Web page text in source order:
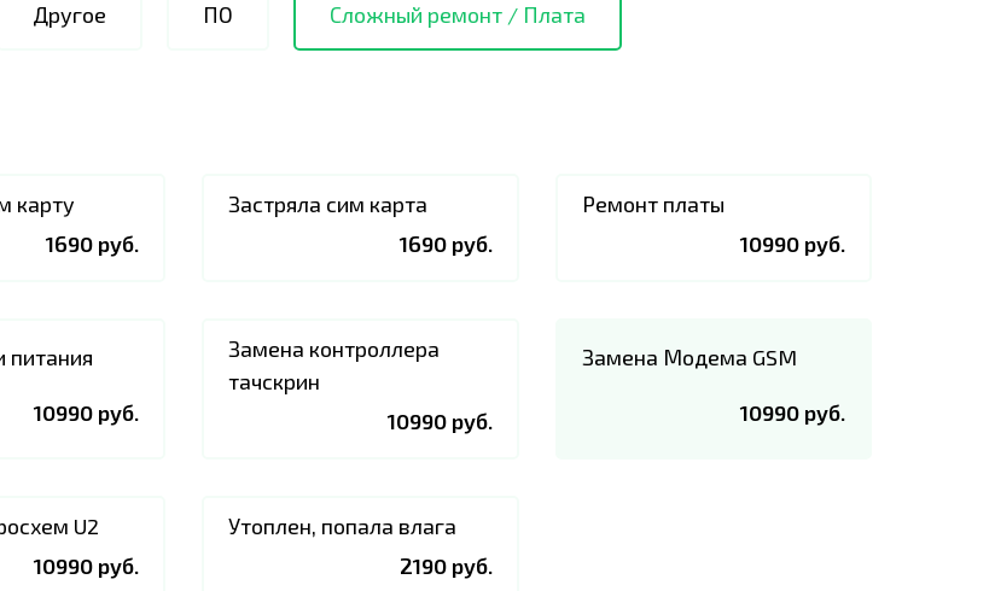
Другое ПО Сложный ремонт / Плата
карту
1690 руб.
Застряла сим карта
1690 руб.
Ремонт платы
10990 руб.
питания
10990 руб.
Замена контроллера
тачскрин
10990 руб.
Замена Модема GSM
10990 руб.
U2
10990 руб.
Утоплен, попала влага
2190 руб.